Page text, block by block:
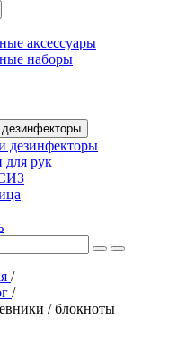
аксессуары
наборы
дезинфекторы
дезинфекторы
для рук
/
/
/ блокноты